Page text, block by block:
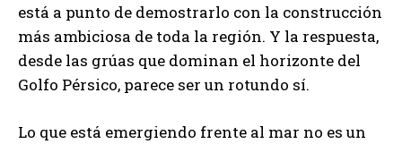
está a punto de demostrarlo con la construcción
más ambiciosa de toda la región. Y la respuesta,
desde las grúas que dominan el horizonte del
Golfo Pérsico, parece ser un rotundo sí.
Lo que está emergiendo frente al mar no es un